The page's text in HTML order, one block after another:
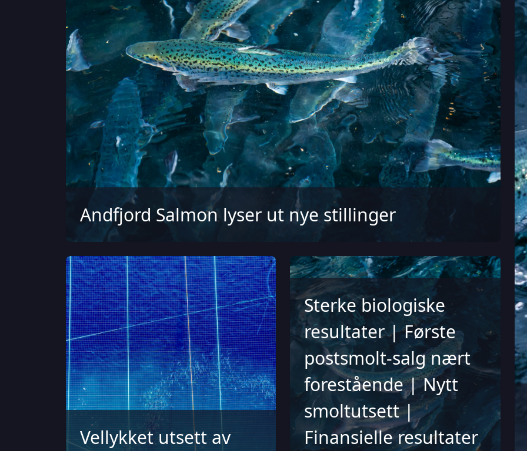
Andfjord Salmon lyser ut nye stillinger
Vellykket utsett av
Sterke biologiske
resultater | Første
postsmolt-salg nært
forestående | Nytt
smoltutsett |
Finansielle resultater